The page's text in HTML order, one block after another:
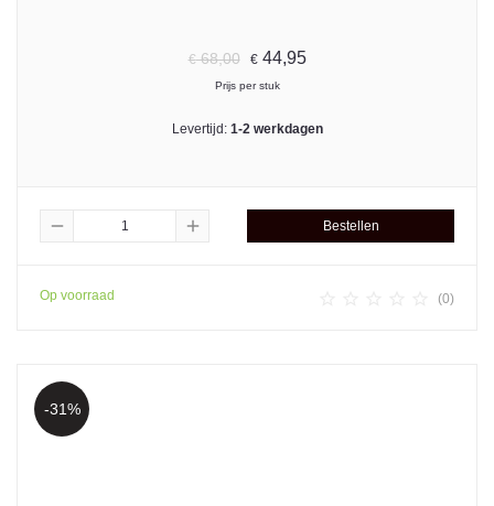
€68,00 €44,95
Prijs per stuk
Levertijd: 1-2 werkdagen
remove add Bestellen
Op voorraad (0)
-31%